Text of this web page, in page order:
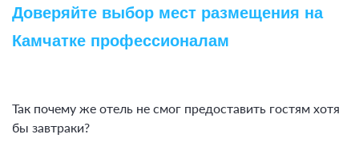
Доверяйте выбор мест размещения на
Камчатке профессионалам
Так почему же отель не смог предоставить гостям хотя
бы завтраки?